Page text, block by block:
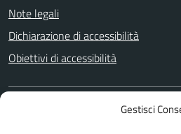
Gestisci
Note legali
Dichiarazione di accessibilità
Obiettivi di accessibilità